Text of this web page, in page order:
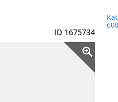
ID 1675734